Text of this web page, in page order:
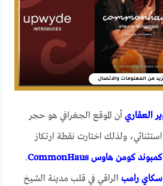
العقاري أن الموقع الجغرافي هو حجر
ولذلك اختارت نقطة ارتكاز
كمبوند كومن هاوس CommonHaus
.
رامب الراقي في قلب مدينة الشيخ